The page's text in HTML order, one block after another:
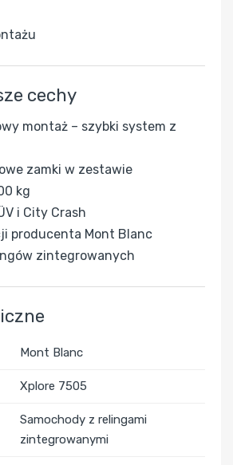
cechy
montaż – szybki system z
zamki w zestawie
kg
i City Crash
producenta Mont Blanc
zintegrowanych
Mont Blanc
Xplore 7505
Samochody z relingami
zintegrowanymi